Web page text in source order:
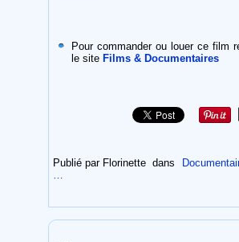
Pour commander ou louer ce film
le site Films & Documentaires
Publié par Florinette dans
…